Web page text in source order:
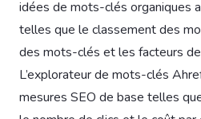
idées de mots-clés organiques
telles que le classement des
des mots-clés et les facteurs
L’explorateur de mots-clés
mesures SEO de base telles